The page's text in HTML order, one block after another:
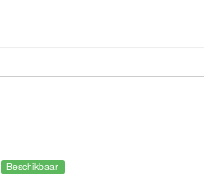
Beschikbaar